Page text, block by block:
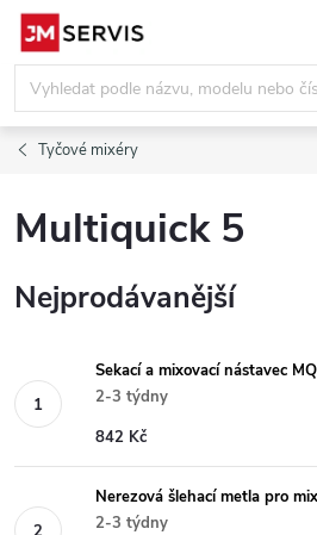
Přejít
obsah
Tyčové mixéry
Multiquick 5
Nejprodávanější
Sekací a mixovací nástavec
2-3 týdny
842 Kč
Nerezová šlehací metla pro
2-3 týdny